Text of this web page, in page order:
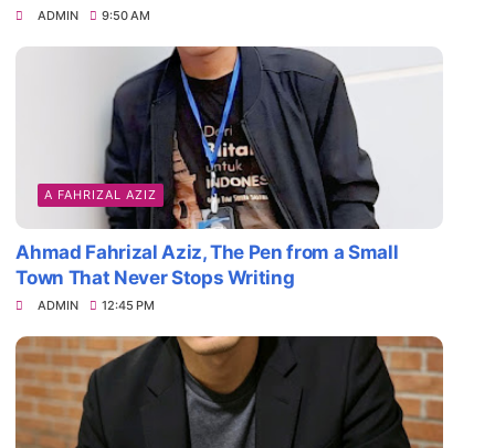
ADMIN 9:50 AM
A FAHRIZAL AZIZ
Ahmad Fahrizal Aziz, The Pen from a Small
Town That Never Stops Writing
ADMIN 12:45 PM